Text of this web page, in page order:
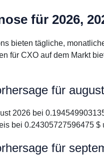
für 2026,
bieten tägliche,
für CXO auf dem Markt
für
2026 bei
bei 0.24305727596475
für